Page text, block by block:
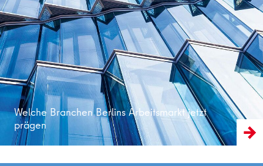
Welche Branchen Berlins Arbeitsmarkt jetzt
prägen
Weiterlesen